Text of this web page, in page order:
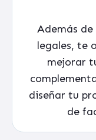
Además
legales, te
mejorar
diseñar tu
de